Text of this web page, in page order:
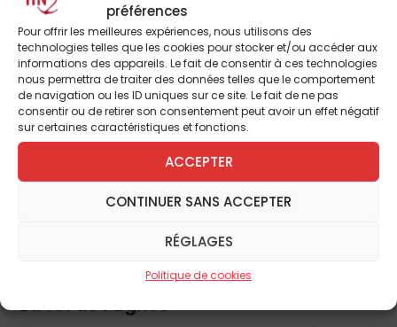
préférences
Pour offrir les meilleures expériences, nous utilisons des
technologies telles que les cookies pour stocker et/ou accéder aux
informations des appareils. Le fait de consentir à ces technologies
nous permettra de traiter des données telles que le comportement
de navigation ou les ID uniques sur ce site. Le fait de ne pas
consentir ou de retirer son consentement peut avoir un effet négatif
sur certaines caractéristiques et fonctions.
ACCEPTER
CONTINUER SANS ACCEPTER
RÉGLAGES
Politique de cookies
Comme l’a montré le triple renouveau
biblique, patristique et liturgique, le mystère
du Christ commémoré par la liturgie ne
désigne pas une réalité obscure, mais bien
ledessein salvifique de Dieu, caché depuis
l’éternité et révélé dans le Christ. C’est bien
tout l’événement pascal qui est rendu
sacramentellement présent dans la liturgie,
de sorte que chaque fois que nous y
participons, nous sommes plongés dans ce
La foi de l’Église